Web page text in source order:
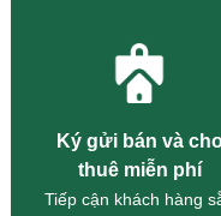
Ký gửi bán và
thuê miễn phí
Tiếp cận khách hàng